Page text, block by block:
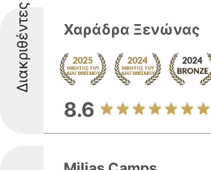
Διακριθέντες Χαράδρα Ξενώνας
8.6